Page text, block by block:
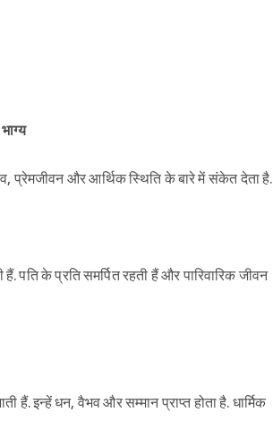
प्रेमजीवन और आर्थिक स्थिति के बारे में संकेत देता है.
के प्रति समर्पित रहती हैं और पारिवारिक जीवन
हैं. इन्हें धन, वैभव और सम्मान प्राप्त होता है. धार्मिक